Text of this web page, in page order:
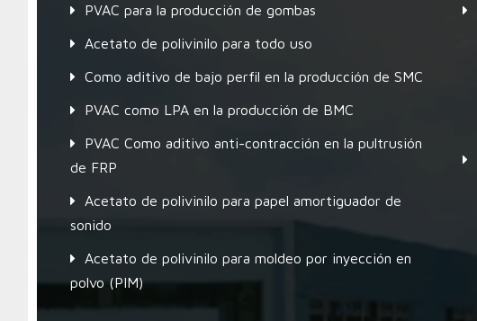
PVAC para la producción de gombas
Acetato de polivinilo para todo uso
Como aditivo de bajo perfil en la producción de SMC
PVAC como LPA en la producción de BMC
PVAC Como aditivo anti-contracción en la pultrusión
de FRP
Acetato de polivinilo para papel amortiguador de
sonido
Acetato de polivinilo para moldeo por inyección en
polvo (PIM)